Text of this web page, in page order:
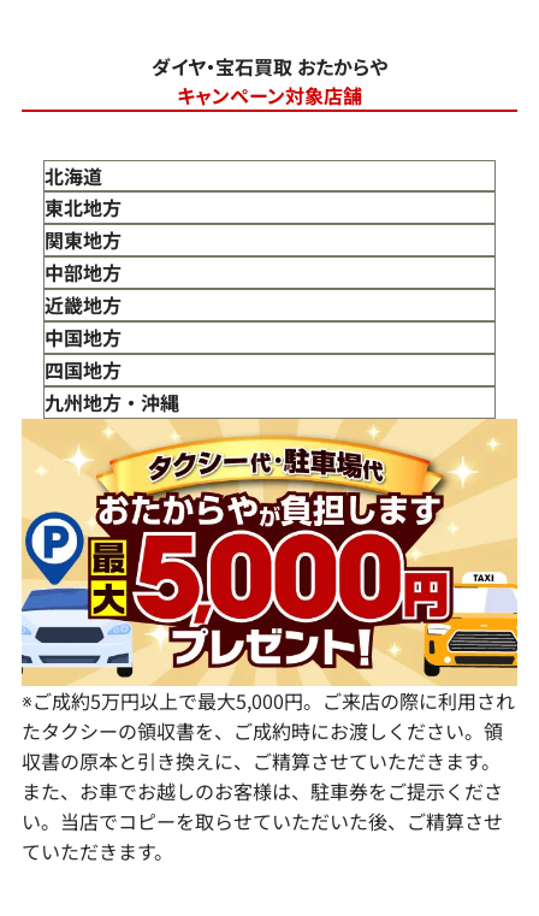
ダイヤ・宝石買取 おたからや
キャンペーン対象店舗
北海道
東北地方
青森県
岩手県
宮城県
秋田県
山形県
福島県
関東地方
東京都
神奈川県
埼玉県
千葉県
茨城県
栃木県
群馬県
中部地方
新潟県
富山県
石川県
山梨県
長野県
岐阜県
静岡県
愛知県
近畿地方
三重県
滋賀県
京都府
大阪府
兵庫県
奈良県
和歌山県
中国地方
鳥取県
島根県
岡山県
広島県
山口県
四国地方
徳島県
香川県
愛媛県
九州地方・沖縄
福岡県
佐賀県
長崎県
熊本県
大分県
宮崎県
鹿児島県
※ご成約5万円以上で最大5,000円。ご来店の際に利用され
たタクシーの領収書を、ご成約時にお渡しください。領
収書の原本と引き換えに、ご精算させていただきます。
また、お車でお越しのお客様は、駐車券をご提示くださ
い。当店でコピーを取らせていただいた後、ご精算させ
ていただきます。